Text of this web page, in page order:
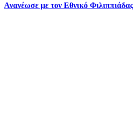
Ανανέωσε με τον Εθνικό